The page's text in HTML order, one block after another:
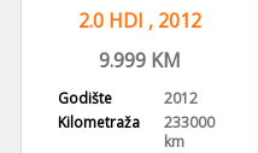
2.0 HDI , 2012
GODINA, NAVI,HEAD
9.999KM
Godište
2012
Kilometraža
233000
km